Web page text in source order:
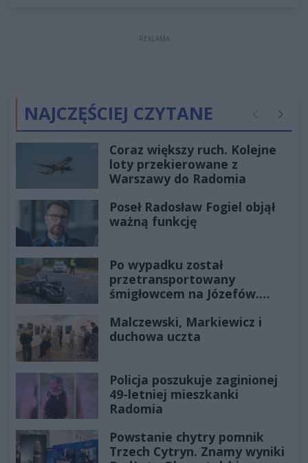
REKLAMA
NAJCZĘŚCIEJ CZYTANE Poprzednie
Coraz większy ruch. Kolejne
loty przekierowane z
Warszawy do Radomia
Poseł Radosław Fogiel objął
ważną funkcję
Po wypadku został
przetransportowany
śmigłowcem na Józefów.
Malczewski, Markiewicz i
duchowa uczta
Policja poszukuje zaginionej
49-letniej mieszkanki
Radomia
Powstanie chytry pomnik
Trzech Cytryn. Znamy wyniki